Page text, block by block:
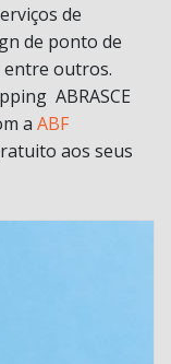
de
de ponto de
entre outros.
ABRASCE
a ABF
aos seus